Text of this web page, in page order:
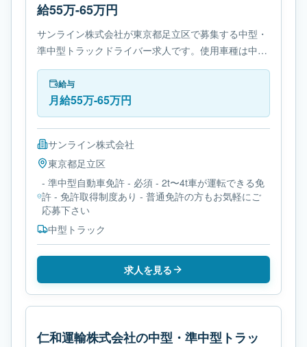
給55万-65万円
サンライン株式会社が東京都足立区で募集する中型・
準中型トラックドライバー求人です。使用車種は中型
トラックです。勤務時間は- 変形労働時間制です。必
要免許は- 準中型自動車免許です。
給与
月給55万-65万円
サンライン株式会社
東京都足立区
- 準中型自動車免許 - 必須 - 2t〜4t車が運転できる免
許 - 免許取得制度あり - 普通免許の方もお気軽にご
応募下さい
中型トラック
求人を見る
仁和運輸株式会社の中型・準中型トラッ